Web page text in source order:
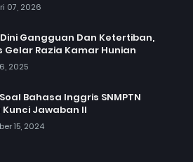
07, 2026
Gangguan Dan Ketertiban,
Gelar Razia Kamar Hunian
2025
Bahasa Inggris SNMPTN
Jawaban II
15, 2024